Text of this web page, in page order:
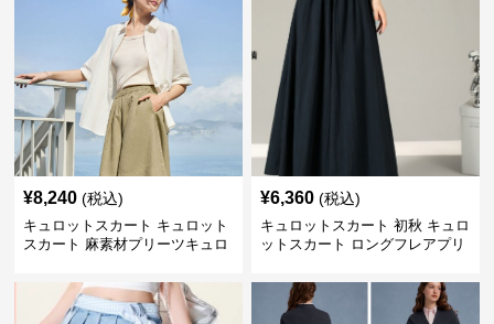
¥8,240 (税込)
キュロットスカート キュロット
スカート 麻素材プリーツキュロ
¥6,360 (税込)
キュロットスカート 初秋 キュロ
ットスカート ロングフレアプリ